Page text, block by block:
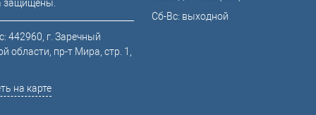
защищены.
442960, г. Заречный
области, пр-т Мира, стр. 1,
на карте
Сб-Вс: выходной